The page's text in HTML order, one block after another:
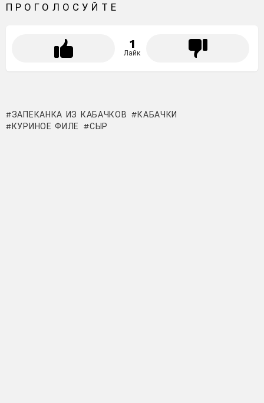
ПРОГОЛОСУЙТЕ
1
Лайк
ЗАПЕКАНКА ИЗ КАБАЧКОВ
КАБАЧКИ
КУРИНОЕ ФИЛЕ
СЫР